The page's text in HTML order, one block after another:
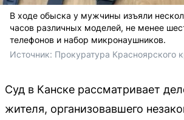
В ходе обыска у мужчины изъяли
часов различных моделей, не менее
телефонов и набор микронаушников.
Источник: Прокуратура Красноярского
Суд в Канске рассматривает
жителя, организовавшего